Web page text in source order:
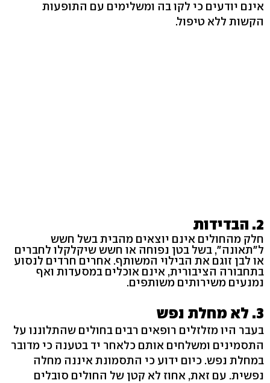
אינם יודעים כי לקו בה ומשלימים עם התופעות
הקשות ללא טיפול.
2. הבדידות
חלק מהחולים אינם יוצאים מהבית בשל חשש
ל"תאונה", בשל בטן נפוחה או חשש שיקלקלו לחברים
או לבן זוגם את הבילוי המשותף. אחרים חרדים לנסוע
בתחבורה הציבורית, אינם אוכלים במסעדות ואף
נמנעים משירותים משותפים.
3. לא מחלת נפש
בעבר היו מזלזלים רופאים רבים בחולים שהתלוננו על
התסמינים ומשלחים אותם כלאחר יד בטענה כי מדובר
במחלת נפש. כיום ידוע כי התסמונת איננה מחלה
נפשית. עם זאת, אחוז לא קטן של החולים סובלים